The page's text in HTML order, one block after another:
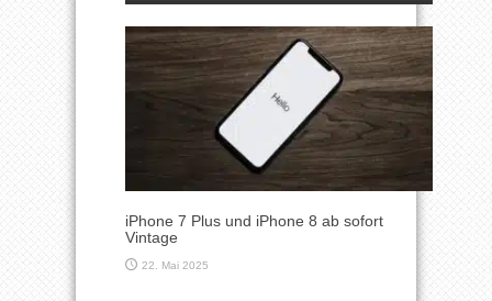
iPhone 7 Plus und iPhone 8 ab sofort
Vintage
22. Mai 2025